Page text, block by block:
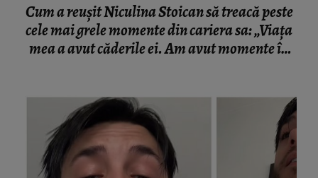
Cum a reușit Niculina Stoican să treacă peste
cele mai grele momente din cariera sa: „Viața
mea a avut căderile ei. Am avut momente în